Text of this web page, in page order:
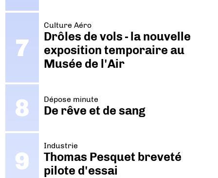
Culture Aéro
Drôles de vols - la nouvelle
exposition temporaire au
Musée de l'Air
Dépose minute
De rêve et de sang
Industrie
Thomas Pesquet breveté
pilote d'essai